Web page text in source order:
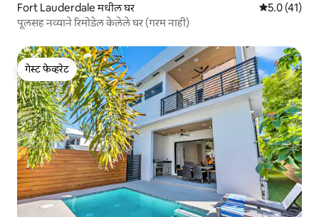
Fort Lauderdale मधील घर 5 पैकी 5.0
5.0 (41)
पूलसह नव्याने रिमोडेल केलेले घर (गरम नाही)
गेस्ट फेव्हरेट
गेस्ट फेव्हरेट